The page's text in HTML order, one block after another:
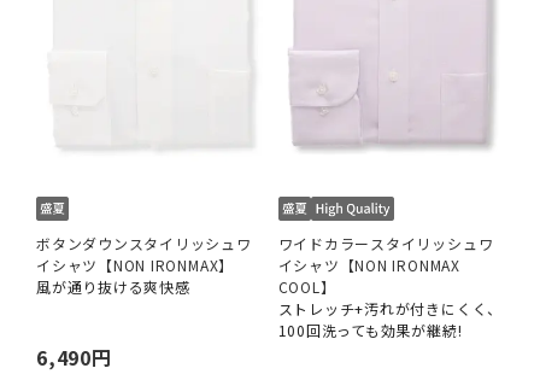
ボタンダウンスタイリッシュワ
イシャツ【NON IRONMAX】
風が通り抜ける爽快感
6,490円
ワイドカラースタイリッシュワ
イシャツ【NON IRONMAX
COOL】
ストレッチ+汚れが付きにくく、
100回洗っても効果が継続!